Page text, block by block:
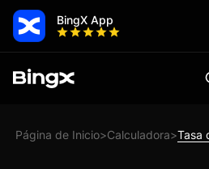
BingX App
Página de Inicio>Calculadora>Tasa